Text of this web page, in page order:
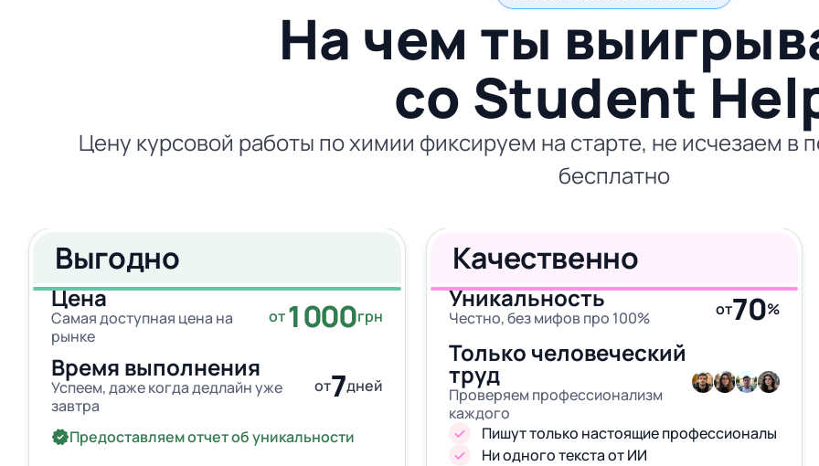
На чем ты
со Student
Цену курсовой работы по химии фиксируем на старте, не исчезаем в
бесплатно
Выгодно
Цена
Самая доступная цена на
рынке
от1000грн
Время выполнения
Успеем, даже когда дедлайн уже
завтра
от7дней
Предоставляем отчет об уникальности
Качественно
Уникальность
Честно, без мифов про 100% от70%
Только человеческий
труд
Проверяем профессионализм
каждого
Пишут только настоящие профессионалы
Ни одного текста от ИИ